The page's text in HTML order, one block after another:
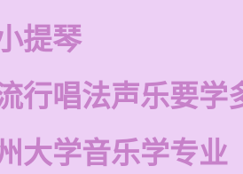
提琴
行唱法声乐要学
大学音乐学专业